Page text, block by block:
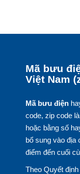
Mã bưu
Việt Nam
Mã bưu điện
code, zip code
hoặc bằng số
bổ sung vào địa
điểm đến cuối
Theo Quyết